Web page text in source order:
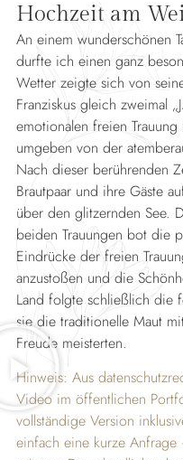
Hochzeit am
An einem wunderschönen
durfte ich einen ganz
Wetter zeigte sich von
Franziskus gleich zweimal
emotionalen freien
umgeben von der
Nach dieser berührenden
Brautpaar und ihre Gäste
über den glitzernden See.
beiden Trauungen bot die
Eindrücke der freien
anzustoßen und die
Land folgte schließlich die
sie die traditionelle Maut
Freude meisterten.
Hinweis: Aus
Video im öffentlichen
vollständige Version
einfach eine kurze